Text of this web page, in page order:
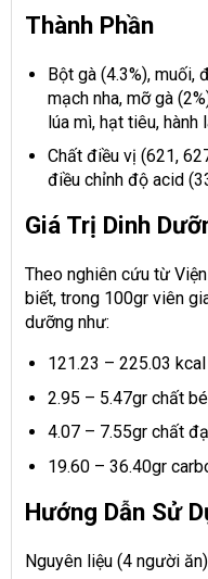
Thành Phần
Bột gà (4.3%), muối,
mạch nha, mỡ gà
lúa mì, hạt tiêu, hành
Chất điều vị (621,
điều chỉnh độ acid
Giá Trị Dinh
Theo nghiên cứu từ
biết, trong 100gr viên
dưỡng như:
121.23 – 225.03 kcal
2.95 – 5.47gr chất
4.07 – 7.55gr chất
19.60 – 36.40gr
Hướng Dẫn Sử
Nguyên liệu (4 người